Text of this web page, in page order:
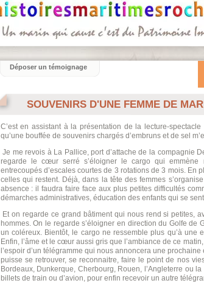
SOUVENIRS D'UNE FEMME DE
C’est en assistant à la présentation de la lecture-
qu’une bouffée de souvenirs chargés d’embruns et de sel
Je me revois à La Pallice, port d’attache de la compagnie
regarde le cœur serré s’éloigner le cargo qui
entrecoupés d’escales courtes de 3 rotations de 3 mois. En
celles qui restent. Déjà, dans la tête des femmes
absence : il faudra faire face aux plus petites difficultés
démarches administratives, éducation des enfants qui se
Et on regarde ce grand bâtiment qui nous rend si petites,
hommes. On le regarde s’éloigner en direction du Golfe de
un coléreux. Bientôt, le cargo ne ressemble plus qu’à
Enfin, l’âme et le cœur aussi gris que l’ambiance de ce
l’espoir d’un télégramme qui nous annoncera une
puisse se retrouver, se reconnaitre, faire le point de nos
Bordeaux, Dunkerque, Cherbourg, Rouen, l’Angleterre ou
billets de train ou d’avion, pour enfin recevoir un autre
Déposer un témoignage